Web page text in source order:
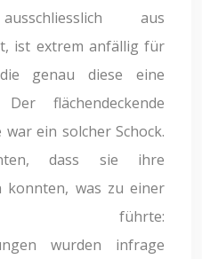
aus
ist extrem anfällig für
genau diese eine
flächendeckende
ein solcher Schock.
dass sie ihre
konnten, was zu einer
führte:
wurden infrage